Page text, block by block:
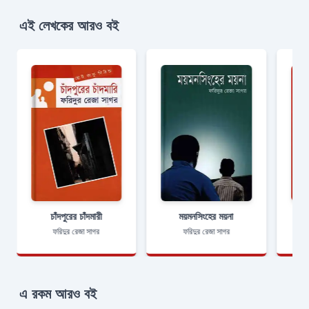
এই লেখকের আরও বই
চাঁদপুরের চাঁদমারী
ফরিদুর রেজা সাগর
ময়মনসিংহের ময়না
ফরিদুর রেজা সাগর
এ রকম আরও বই